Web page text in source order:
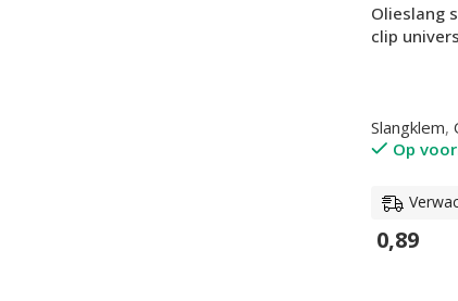
Olieslang
clip
Slangklem,
Op
0,89